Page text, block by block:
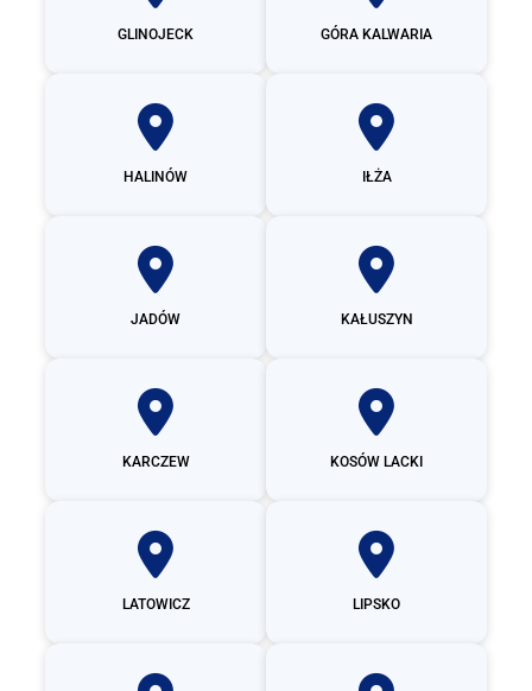
GLINOJECK GÓRA KALWARIA
HALINÓW IŁŻA
JADÓW KAŁUSZYN
KARCZEW KOSÓW LACKI
LATOWICZ LIPSKO